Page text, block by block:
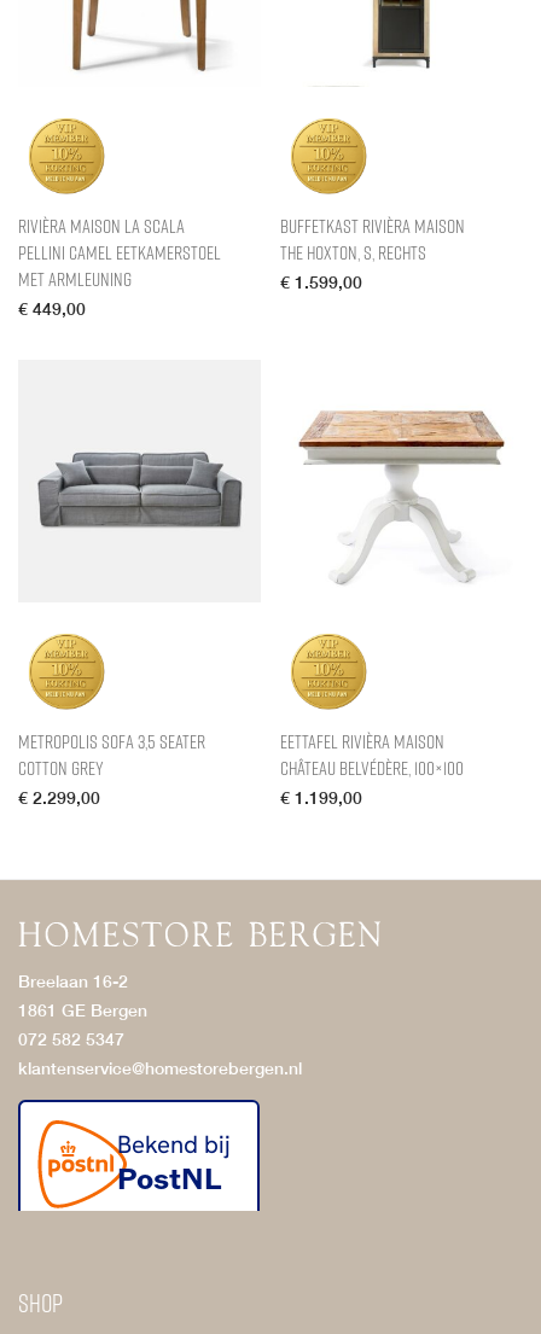
Rivièra Maison La Scala
Pellini Camel Eetkamerstoel
met armleuning
€ 449,00
Buffetkast Rivièra Maison
The Hoxton, S, Rechts
€ 1.599,00
Metropolis Sofa 3,5 Seater
Cotton Grey
€ 2.299,00
Eettafel Rivièra Maison
Château Belvédère, 100×100
€ 1.199,00
Breelaan 16-2
1861 GE Bergen
072 582 5347
klantenservice@homestorebergen.nl
Shop